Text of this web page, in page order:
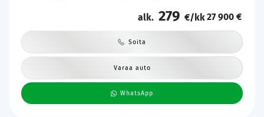
alk. 279 €/kk27 900 €
Soita
Varaa auto
WhatsApp